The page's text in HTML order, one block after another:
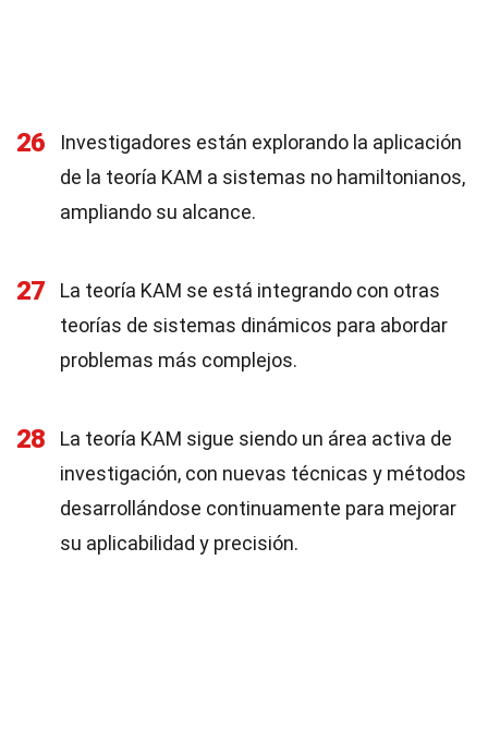
26
Investigadores están explorando la aplicación
de la teoría KAM a sistemas no hamiltonianos,
ampliando su alcance.
27
La teoría KAM se está integrando con otras
teorías de sistemas dinámicos para abordar
problemas más complejos.
28
La teoría KAM sigue siendo un área activa de
investigación, con nuevas técnicas y métodos
desarrollándose continuamente para mejorar
su aplicabilidad y precisión.